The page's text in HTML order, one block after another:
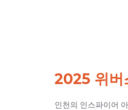
2025 위버
인천의 인스파이어